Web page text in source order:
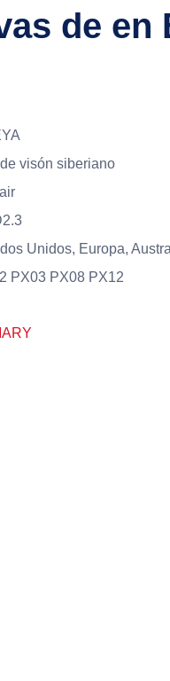
de en
visón siberiano
Unidos, Europa,
PX03 PX08 PX12